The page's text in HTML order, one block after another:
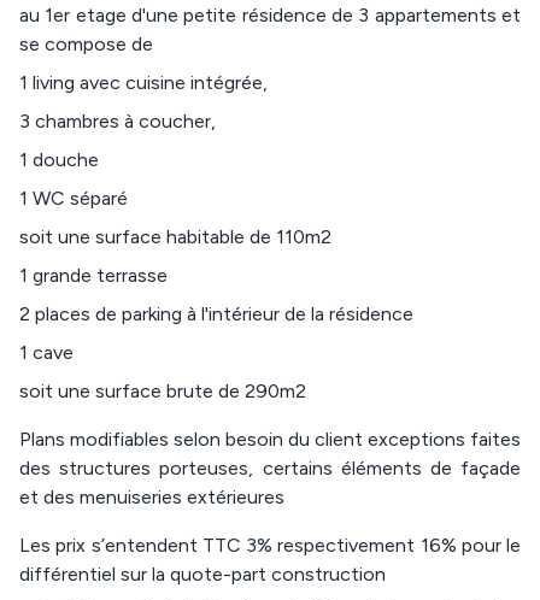
au 1er etage d'une petite résidence de 3 appartements et
se compose de
1 living avec cuisine intégrée,
3 chambres à coucher,
1 douche
1 WC séparé
soit une surface habitable de 110m2
1 grande terrasse
2 places de parking à l'intérieur de la résidence
1 cave
soit une surface brute de 290m2
Plans modifiables selon besoin du client exceptions faites
des structures porteuses, certains éléments de façade
et des menuiseries extérieures
Les prix s’entendent TTC 3% respectivement 16% pour le
différentiel sur la quote-part construction